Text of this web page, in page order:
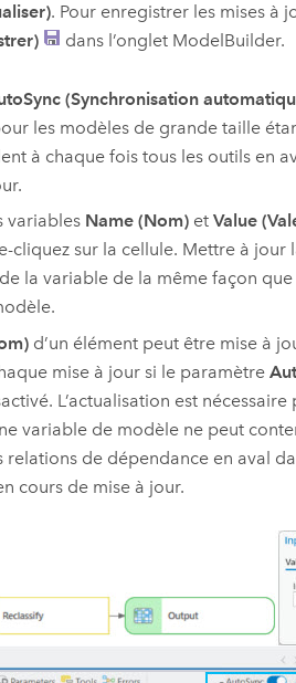
. Pour enregistrer les mises à
dans l’onglet ModelBuilder.
(Synchronisation
les modèles de grande taille
à chaque fois tous les outils en
variables Name (Nom)et Value
cliquez sur la cellule. Mettre à jour
la variable de la même façon
d’un élément peut être mise à
mise à jour si le paramètre
L’actualisation est
variable de modèle ne peut
relations de dépendance en aval
cours de mise à jour.